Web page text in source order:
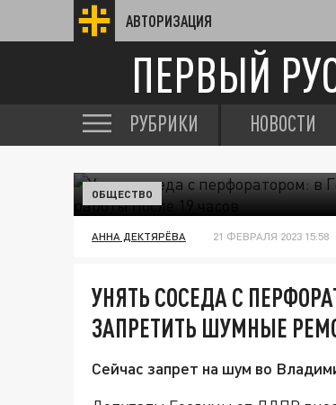
АВТОРИЗАЦИЯ
ПЕРВЫЙ
РУБРИКИ НОВОСТИ
ОБЩЕСТВО
АННА ДЕКТЯРЁВА 21 ФЕВРАЛЯ 2023 15:58
УНЯТЬ СОСЕДА С
ЗАПРЕТИТЬ ШУМНЫЕ
Сейчас запрет на шум во